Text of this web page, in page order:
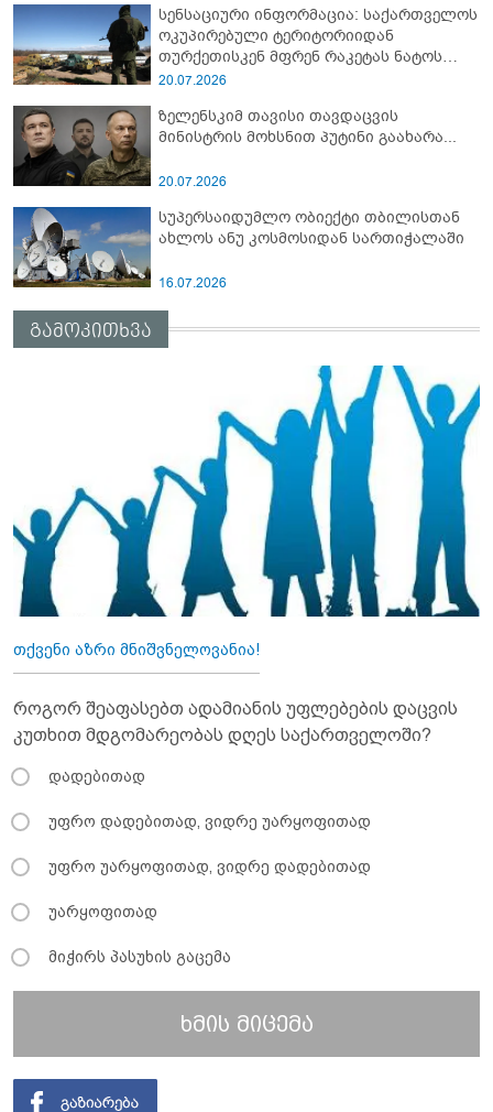
სენსაციური ინფორმაცია: საქართველოს
ოკუპირებული ტერიტორიიდან
თურქეთისკენ მფრენ რაკეტას ნატოს
სამიტი კინაღამ ჩაუშლია
20.07.2026
ზელენსკიმ თავისი თავდაცვის
მინისტრის მოხსნით პუტინი გაახარა...
20.07.2026
სუპერსაიდუმლო ობიექტი თბილისთან
ახლოს ანუ კოსმოსიდან სართიჭალაში
16.07.2026
გამოკითხვა
თქვენი აზრი მნიშვნელოვანია!
როგორ შეაფასებთ ადამიანის უფლებების დაცვის
კუთხით მდგომარეობას დღეს საქართველოში?
დადებითად
უფრო დადებითად, ვიდრე უარყოფითად
უფრო უარყოფითად, ვიდრე დადებითად
უარყოფითად
მიჭირს პასუხის გაცემა
ხმის მიცემა